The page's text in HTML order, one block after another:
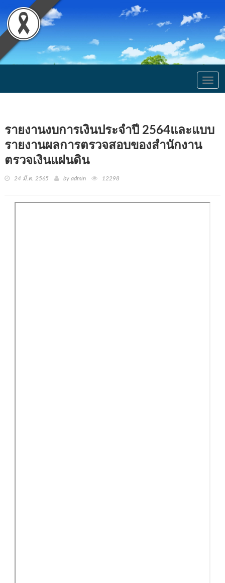
รายงานงบการเงินประจำปี 2564และแบบ
รายงานผลการตรวจสอบของสำนักงาน
ตรวจเงินแผ่นดิน
24 มี.ค. 2565 by admin 12298